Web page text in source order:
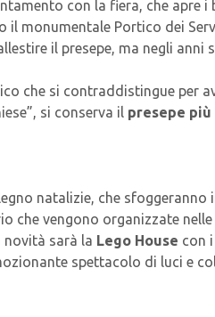
con la fiera, che apre i
monumentale Portico dei
il presepe, ma negli anni
che si contraddistingue per
si conserva il presepe più
natalizie, che
che vengono organizzate
novità sarà la Lego House con
spettacolo di luci e